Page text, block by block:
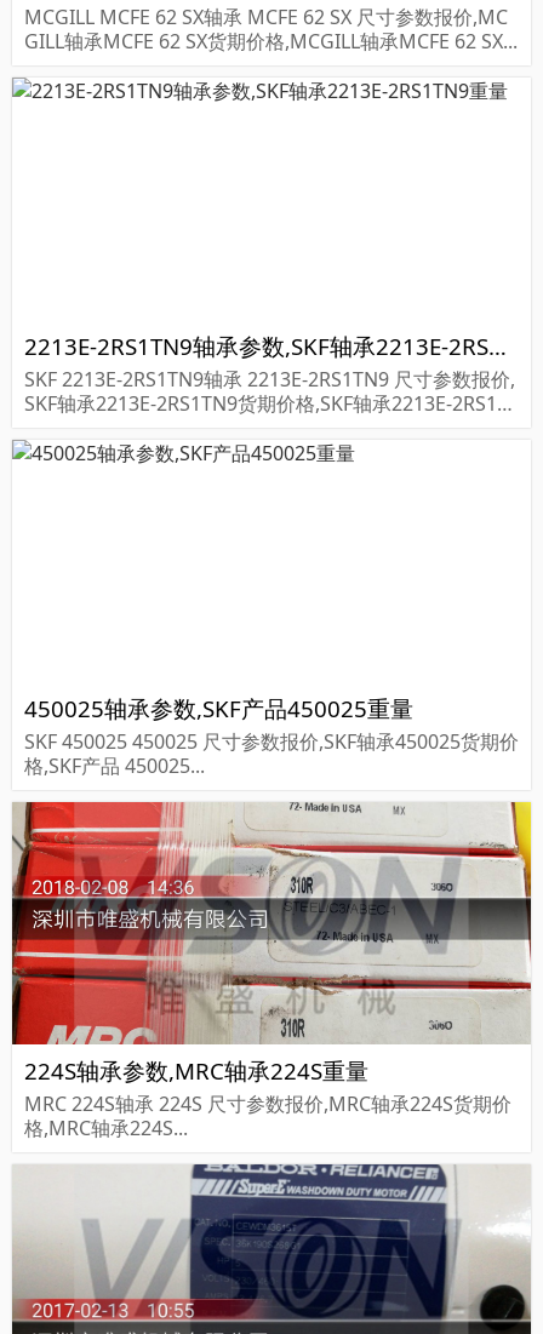
MCGILL MCFE 62 SX轴承 MCFE 62 SX 尺寸参数报价,MC
GILL轴承MCFE 62 SX货期价格,MCGILL轴承MCFE 62 SX...
2213E-2RS1TN9轴承参数,SKF轴承2213E-2RS1TN9重量
SKF 2213E-2RS1TN9轴承 2213E-2RS1TN9 尺寸参数报价,
SKF轴承2213E-2RS1TN9货期价格,SKF轴承2213E-2RS1T
450025轴承参数,SKF产品450025重量
SKF 450025 450025 尺寸参数报价,SKF轴承450025货期价
格,SKF产品 450025...
224S轴承参数,MRC轴承224S重量
MRC 224S轴承 224S 尺寸参数报价,MRC轴承224S货期价
格,MRC轴承224S...